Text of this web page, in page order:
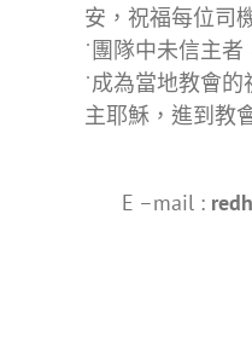
安，祝福每位司
˙團隊中未信主
˙成為當地教會
主耶穌，進到教
E –mail :